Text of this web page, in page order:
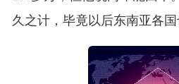
久之计，毕竟以后东南亚各国